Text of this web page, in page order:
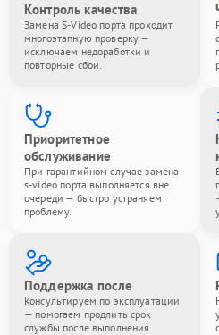
Контроль качества
Замена S-Video порта проходит
многоэтапную проверку —
исключаем недоработки и
повторные сбои.
Приоритетное
обслуживание
При гарантийном случае замена
s-video порта выполняется вне
очереди — быстро устраняем
проблему.
Поддержка после
Консультируем по эксплуатации
— помогаем продлить срок
службы после выполнения